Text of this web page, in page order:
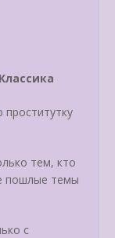
тем, кто
пошлые темы
с